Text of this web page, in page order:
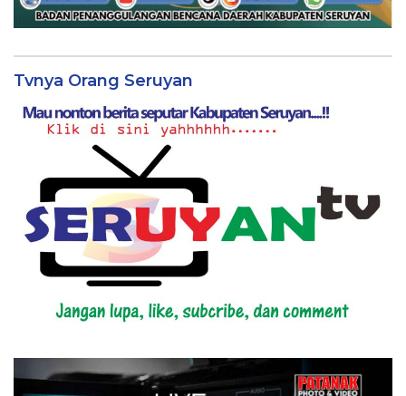
Tvnya Orang Seruyan